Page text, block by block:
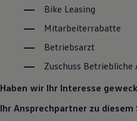
Warn- und
Digitale
Live Beratung
Lifestyle
Transport
Familie
Bike Leasing
Mitarbeiterrabatte
Betriebsarzt
Zuschuss
Haben wir Ihr Interesse
Ihr Ansprechpartner zu